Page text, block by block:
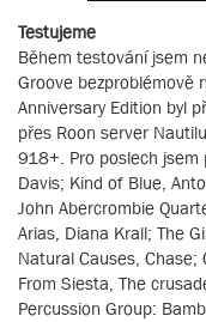
Testujeme
Během testování jsem
Groove bezproblémově
Anniversary Edition byl
přes Roon server
918+. Pro poslech jsem
Davis; Kind of Blue,
John Abercrombie
Arias, Diana Krall; The
Natural Causes,
From Siesta, The
Percussion Group: